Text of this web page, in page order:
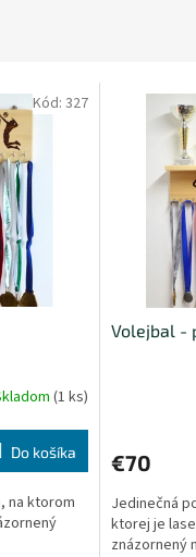
(1 ks)
Do košíka
na ktorom
Kód: 327
Volejbal -
€70
Jedinečná
ktorej je
znázornený